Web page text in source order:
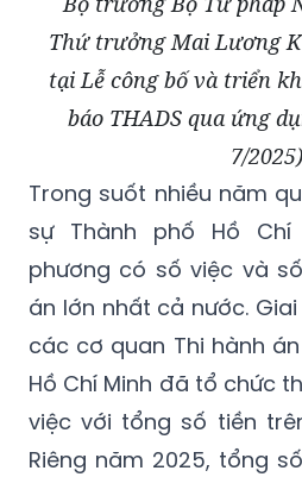
Thứ trưởng Mai Lương
tại Lễ công bố và triển
báo THADS qua ứng
7/2025)
Trong suốt nhiều năm
sự Thành phố Hồ
phương có số việc và
án lớn nhất cả nước.
các cơ quan Thi hành
Hồ Chí Minh đã tổ chức
việc với tổng số tiền
Riêng năm 2025, tổng